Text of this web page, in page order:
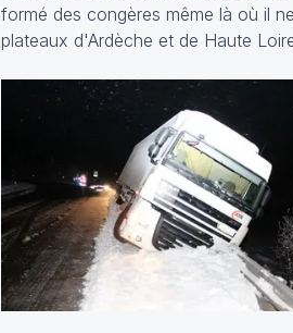
formé des congères même là où il
plateaux d'Ardèche et de Haute